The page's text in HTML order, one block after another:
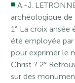
A.-J.
archéologique de
1° La croix
été employée par
pour exprimer le
Christ ? 2°
sur des